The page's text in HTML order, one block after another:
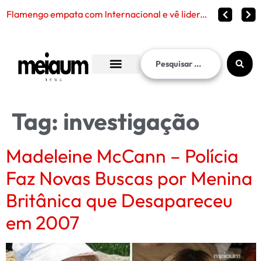
Flamengo empata com Internacional e vê liderança continuar distante no Brasileirão 2026
Tag: investigação
Madeleine McCann – Polícia
Faz Novas Buscas por Menina
Britânica que Desapareceu
em 2007